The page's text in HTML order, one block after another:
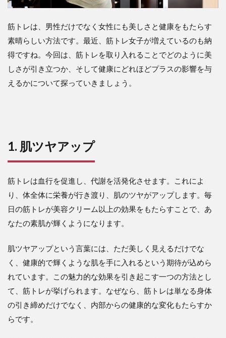
筋トレは、男性だけでなく女性にも美しさと健康をもたらす
素晴らしい方法です。最近、筋トレ女子が増えているのも納
得ですね。今回は、筋トレを取り入れることでどのように美
しさが引き立つか、そして健康にどれほどプラスの影響を与
えるかについて探っていきましょう。
1. 肌ツヤアップ
筋トレは血行を促進し、代謝を活発化させます。これによ
り、体全体に栄養が行き渡り、肌のツヤがアップします。毎
日の筋トレが美容クリーム以上の効果をもたらすことで、あ
なたの素肌が輝くようになります。
肌ツヤアップという言葉には、ただ美しく見えるだけでな
く、健康的で輝くような肌を手に入れるという期待が込めら
れています。この魅力的な効果を引き起こす一つの方法とし
て、筋トレが挙げられます。なぜなら、筋トレは単なる身体
の引き締めだけでなく、内部からの健康的な変化もたらすか
らです。